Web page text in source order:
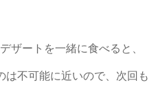
ザートを一緒に食べると、
は不可能に近いので、次回も